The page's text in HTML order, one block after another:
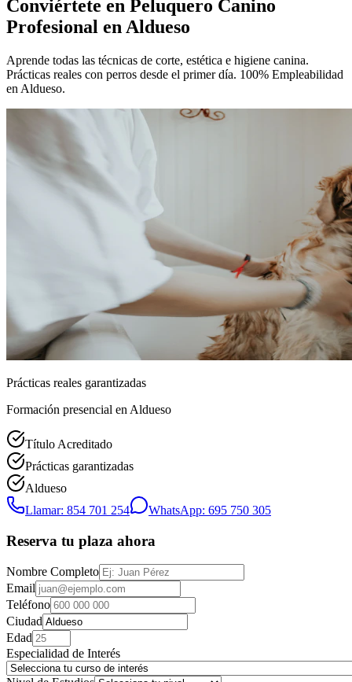
Conviértete en Peluquero Canino
Profesional en Aldueso
Aprende todas las técnicas de corte, estética e higiene canina.
Prácticas reales con perros desde el primer día. 100% Empleabilidad
en Aldueso.
Prácticas reales garantizadas
Formación presencial en Aldueso
Título Acreditado
Prácticas garantizadas
Aldueso
Llamar: 854 701 254
WhatsApp: 695 750 305
Reserva tu plaza ahora
Nombre Completo
Email
Teléfono
Ciudad
Edad
Especialidad de Interés